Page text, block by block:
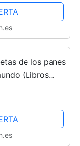
de los panes
(Libros